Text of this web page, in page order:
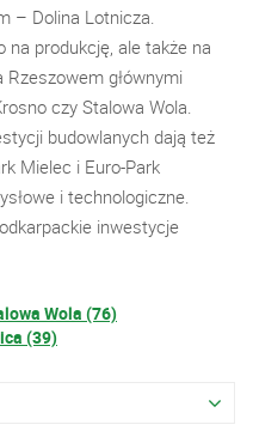
– Dolina Lotnicza.
produkcję, ale także na
głównymi
czy Stalowa Wola.
budowlanych dają też
Mielec i Euro-Park
i technologiczne.
inwestycje
Wola (76)
(39)